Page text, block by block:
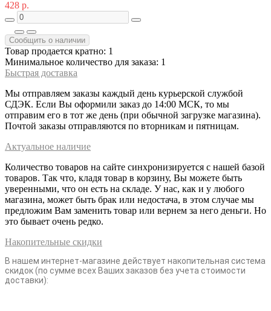
428 р.
Сообщить о наличии
Товар продается кратно: 1
Минимальное количество для заказа: 1
Быстрая доставка
Мы отправляем заказы каждый день курьерской службой
СДЭК. Если Вы оформили заказ до 14:00 МСК, то мы
отправим его в тот же день (при обычной загрузке магазина).
Почтой заказы отправляются по вторникам и пятницам.
Актуальное наличие
Количество товаров на сайте синхронизируется с нашей базой
товаров. Так что, кладя товар в корзину, Вы можете быть
уверенными, что он есть на складе. У нас, как и у любого
магазина, может быть брак или недостача, в этом случае мы
предложим Вам заменить товар или вернем за него деньги. Но
это бывает очень редко.
Накопительные скидки
В нашем интернет-магазине действует накопительная система
скидок (по сумме всех Ваших заказов без учета стоимости
доставки):